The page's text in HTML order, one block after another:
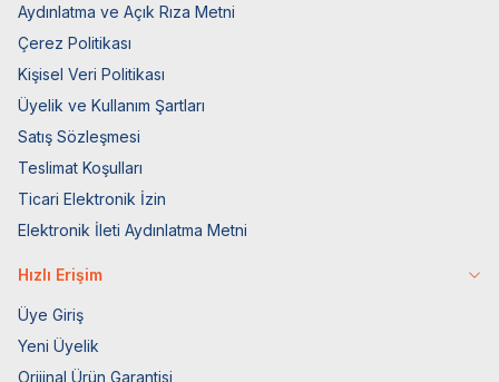
Aydınlatma ve Açık Rıza Metni
Çerez Politikası
Kişisel Veri Politikası
Üyelik ve Kullanım Şartları
Satış Sözleşmesi
Teslimat Koşulları
Ticari Elektronik İzin
Elektronik İleti Aydınlatma Metni
Hızlı Erişim
Üye Giriş
Yeni Üyelik
Orijinal Ürün Garantisi